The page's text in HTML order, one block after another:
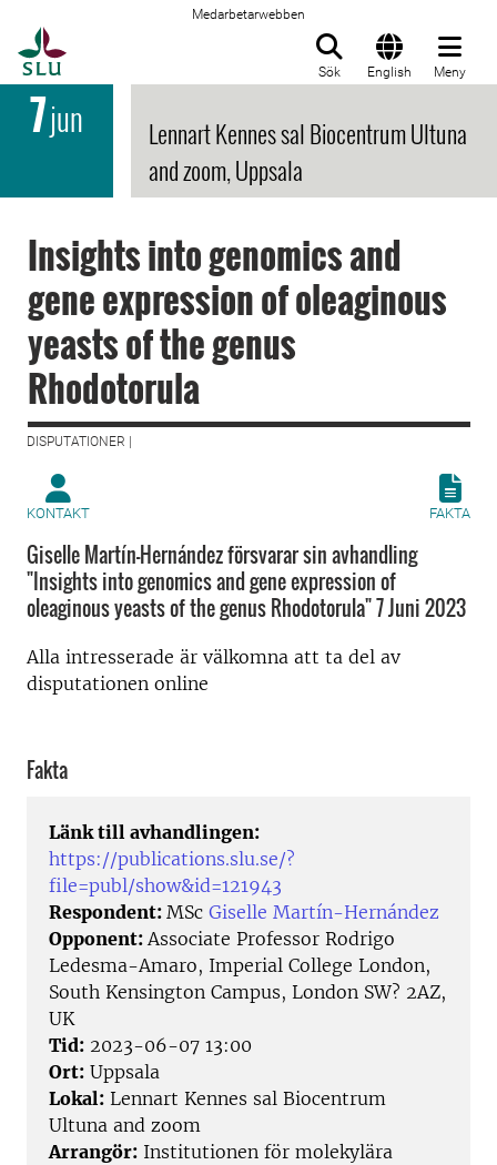
Medarbetarwebben
Sök English Meny
7jun
Lennart Kennes sal Biocentrum Ultuna
and zoom, Uppsala
Insights into genomics and
gene expression of oleaginous
yeasts of the genus
Rhodotorula
DISPUTATIONER |
KONTAKT FAKTA
Giselle Martín-Hernández försvarar sin avhandling
"Insights into genomics and gene expression of
oleaginous yeasts of the genus Rhodotorula" 7 Juni 2023
Alla intresserade är välkomna att ta del av
disputationen online
Fakta
Länk till avhandlingen:
https://publications.slu.se/?
file=publ/show&id=121943
Respondent: MSc Giselle Martín-Hernández
Opponent:Associate Professor Rodrigo
Ledesma-Amaro, Imperial College London,
South Kensington Campus, London SW? 2AZ,
UK
Tid: 2023-06-07 13:00
Ort: Uppsala
Lokal: Lennart Kennes sal Biocentrum
Ultuna and zoom
Arrangör: Institutionen för molekylära